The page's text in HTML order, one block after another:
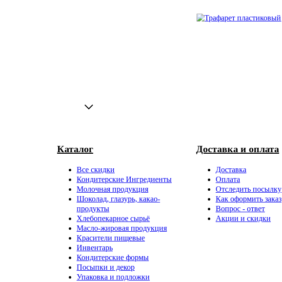
Каталог
Все скидки
Кондитерские Ингредиенты
Молочная продукция
Шоколад, глазурь, какао-
продукты
Хлебопекарное сырьё
Масло-жировая продукция
Красители пищевые
Инвентарь
Кондитерские формы
Посыпки и декор
Упаковка и подложки
Доставка и оплата
Доставка
Оплата
Отследить посылку
Как оформить заказ
Вопрос - ответ
Акции и скидки